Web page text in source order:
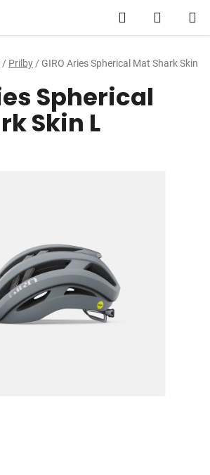
Hľadať
KOŠÍK
/ Prilby / GIRO Aries Spherical Mat Shark Skin
Spherical
Skin L